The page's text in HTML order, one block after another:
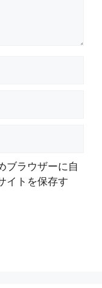
ブラウザーに自
イトを保存す